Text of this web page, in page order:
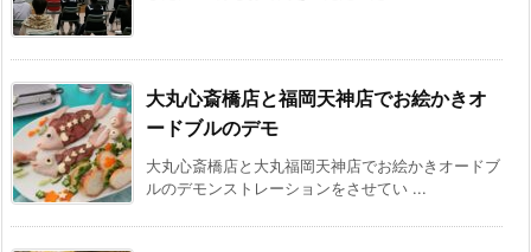
大丸心斎橋店と福岡天神店でお絵かきオ
ードブルのデモ
大丸心斎橋店と大丸福岡天神店でお絵かきオードブ
ルのデモンストレーションをさせてい ...